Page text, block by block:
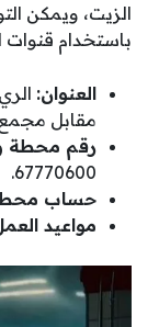
الزيت، ويمكن
باستخدام قنوات
العنوان:
مقابل مجمع
رقم محطة
67770600.
حساب
مواعيد